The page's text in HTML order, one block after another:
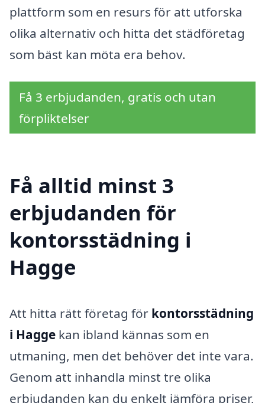
plattform som en resurs för att utforska
olika alternativ och hitta det städföretag
som bäst kan möta era behov.
Få 3 erbjudanden, gratis och utan
förpliktelser
Få alltid minst 3
erbjudanden för
kontorsstädning i
Hagge
Att hitta rätt företag för kontorsstädning
i Hagge kan ibland kännas som en
utmaning, men det behöver det inte vara.
Genom att inhandla minst tre olika
erbjudanden kan du enkelt jämföra priser,